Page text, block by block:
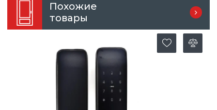
Похожие
товары